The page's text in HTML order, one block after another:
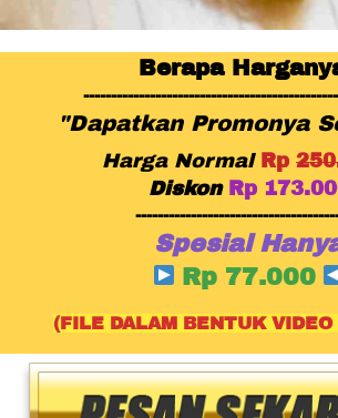
Berapa
"Dapatkan Promonya
Harga Normal Rp
Diskon
Rp
Spesial
Rp 77.000
(FILE DALAM BENTUK